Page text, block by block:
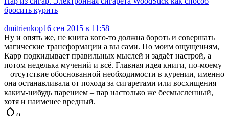
бросить курить
dmitrienkop16 сен 2015 в 11:58
Ну и опять же, не книга кого-то должна бороть и совершать
магические трансформации а вы сами. По моим ощущениям,
Карр подкидывает правильных мыслей и задаёт настрой, а
потом неделька мучений и всё. Главная идея книги, по-моему
– отсутствие обоснованной необходимости в курении, именно
она останавливала от похода за сигаретами или восхищения
каким-нибудь парением – пар настолько же бесмысленный,
хотя и наименее вредный.